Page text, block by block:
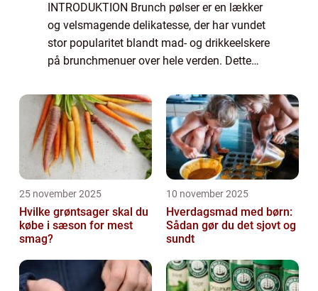
INTRODUKTION Brunch pølser er en lækker
og velsmagende delikatesse, der har vundet
stor popularitet blandt mad- og drikkeelskere
på brunchmenuer over hele verden. Dette
mere end bare en typisk ingrediens i en ...
25 november 2025
Hvilke grøntsager skal du
købe i sæson for mest
smag?
10 november 2025
Hverdagsmad med børn:
Sådan gør du det sjovt og
sundt